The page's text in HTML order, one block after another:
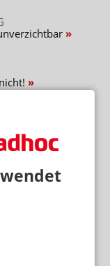
im Notbetrieb
zum DAT